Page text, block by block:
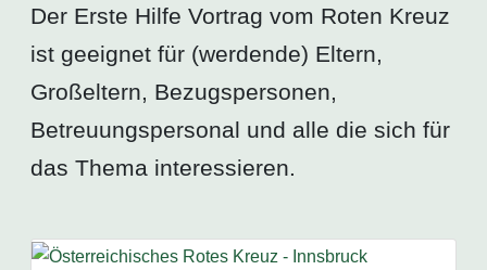
Der Erste Hilfe Vortrag vom Roten Kreuz
ist geeignet für (werdende) Eltern,
Großeltern, Bezugspersonen,
Betreuungspersonal und alle die sich für
das Thema interessieren.